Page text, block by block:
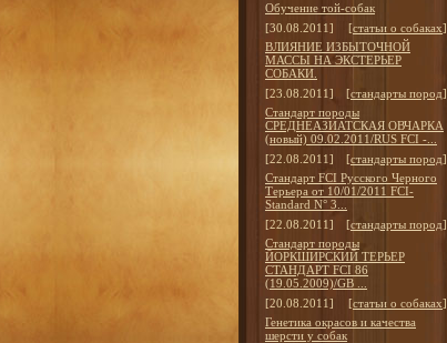
Обучение той-собак
[30.08.2011]
[статьи о собаках]
ВЛИЯНИЕ ИЗБЫТОЧНОЙ
МАССЫ НА ЭКСТЕРЬЕР
СОБАКИ.
[23.08.2011]
[стандарты пород]
Стандарт породы
СРЕДНЕАЗИАТСКАЯ ОВЧАРКА
(новый) 09.02.2011/RUS FCI -...
[22.08.2011]
[стандарты пород]
Стандарт FCI Русского Черного
Терьера от 10/01/2011 FCI-
Standard N° 3...
[22.08.2011]
[стандарты пород]
Стандарт породы
ЙОРКШИРСКИЙ ТЕРЬЕР
СТАНДАРТ FCI 86
(19.05.2009)/GB ...
[20.08.2011]
[статьи о собаках]
Генетика окрасов и качества
шерсти у собак